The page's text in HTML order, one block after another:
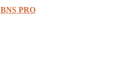
BNS PRO